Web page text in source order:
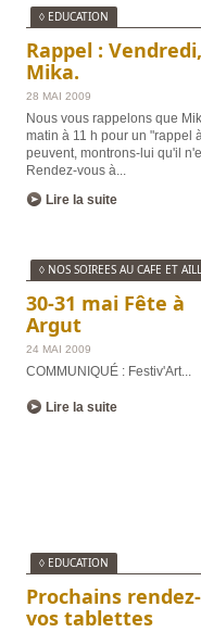
◊ EDUCATION
Rappel :
Mika.
28 MAI 2009
Nous vous rappelons que
matin à 11 h pour un "rappel
peuvent, montrons-lui qu'il
Rendez-vous à...
Lire la suite
◊ NOS SOIREES AU CAFE ET
30-31 mai Fête à
Argut
24 MAI 2009
COMMUNIQUÉ : Festiv'Art...
Lire la suite
◊ EDUCATION
Prochains
vos tablettes